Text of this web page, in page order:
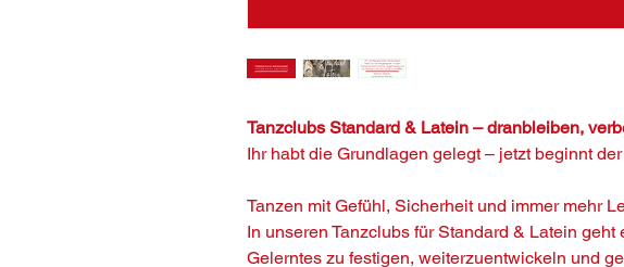
Tanzclubs Standard & Latein – dranbleiben,
Ihr habt die Grundlagen gelegt – jetzt beginnt
Tanzen mit Gefühl, Sicherheit und immer mehr
In unseren Tanzclubs für Standard & Latein geht
Gelerntes zu festigen, weiterzuentwickeln und